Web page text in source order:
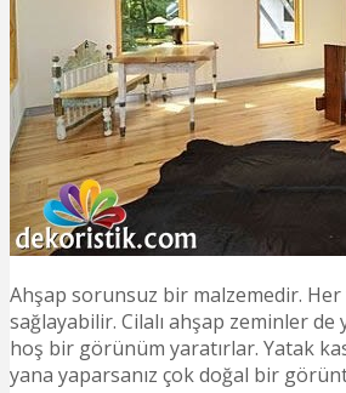
Ahşap sorunsuz bir malzemedir.
sağlayabilir. Cilalı ahşap zeminler de
hoş bir görünüm yaratırlar. Yatak
yana yaparsanız çok doğal bir